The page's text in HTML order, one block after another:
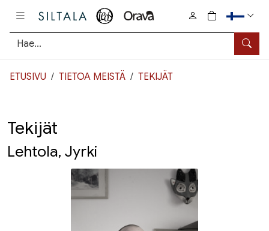
Hae
0
tuotetta
ETUSIVU TIETOA MEISTÄ TEKIJÄT
Tekijät
Lehtola, Jyrki